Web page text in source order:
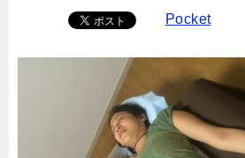
Pocket